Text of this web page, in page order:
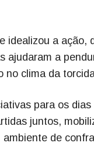
idealizou a
ajudaram a
no clima da
para os
juntos,
de